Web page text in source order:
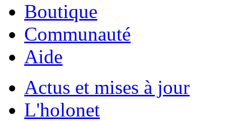
Boutique
Communauté
Aide
Actus et mises à jour
L'holonet